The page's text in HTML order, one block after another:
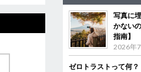
写真に
かない
指南】
2026年
ゼロトラストって何